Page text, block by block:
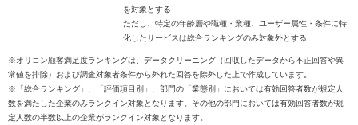
を対象とする
ただし、特定の年齢層や職種・業種、ユーザー属性・条件に特
化したサービスは総合ランキングのみ対象外とする
※オリコン顧客満足度ランキングは、データクリーニング（回収したデータから不正回答や異
常値を排除）および調査対象者条件から外れた回答を除外した上で作成しています。
※「総合ランキング」、「評価項目別」、部門の「業態別」においては有効回答者数が規定人
数を満たした企業のみランクイン対象となります。その他の部門においては有効回答者数が規
定人数の半数以上の企業がランクイン対象となります。